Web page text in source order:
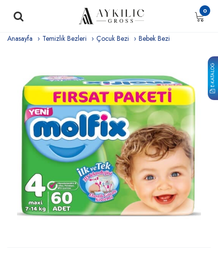
E-KATALOG
0
Anasayfa Temizlik Bezleri Çocuk Bezi Bebek Bezi